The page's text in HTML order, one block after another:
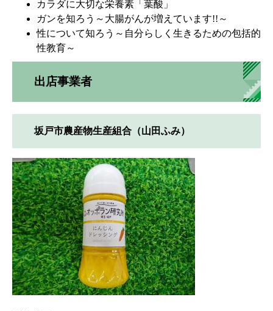
カラダに大切な栄養素「葉酸」
ガンを知ろう～大腸がんが増えています!!～
性について知ろう～自分らしく生きるための包括的
性教育～
出店事業者
坂戸市農産物生産組合（山田ふみ）